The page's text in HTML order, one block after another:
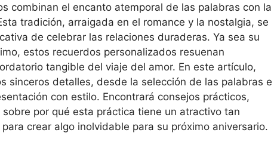
combinan el encanto atemporal de las palabras con la
tradición, arraigada en el romance y la nostalgia, se
de celebrar las relaciones duraderas. Ya sea su
estos recuerdos personalizados resuenan
tangible del viaje del amor. En este artículo,
sinceros detalles, desde la selección de las palabras e
con estilo. Encontrará consejos prácticos,
por qué esta práctica tiene un atractivo tan
crear algo inolvidable para su próximo aniversario.